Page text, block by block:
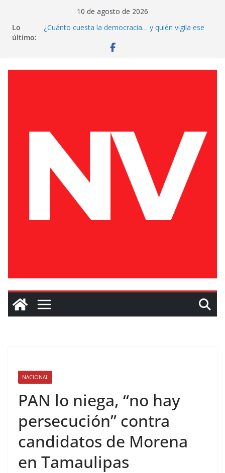
contenido
10 de agosto de 2026
Lo
último:
¿Cuánto cuesta la democracia… y quién vigila ese
Fiscalía atiende rezagos históricos
de Oaxaca?
NACIONAL
PAN lo niega, “no hay
persecución” contra
candidatos de Morena
en Tamaulipas